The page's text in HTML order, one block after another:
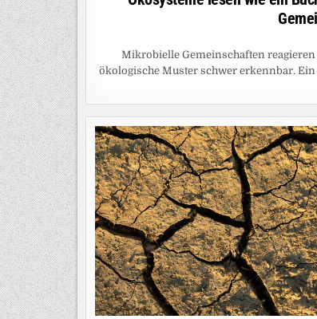
Mikrobielle Gemeinschaften
ökologische Muster schwer erkennbar.